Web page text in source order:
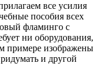
все усилия
пособия всех
фламинго с
ни оборудования,
примере изображены
и другой